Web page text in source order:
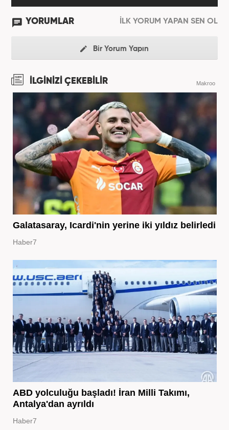
YORUMLAR İLK YORUM YAPAN SEN OL
Bir Yorum Yapın
İLGİNİZİ ÇEKEBİLİR Makroo
Galatasaray, Icardi'nin yerine iki yıldız belirledi
Haber7
ABD yolculuğu başladı! İran Milli Takımı,
Antalya'dan ayrıldı
Haber7